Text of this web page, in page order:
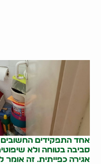
אחד התפקידים
סביבה בטוחה ולא
אגירה כפייתית. זה